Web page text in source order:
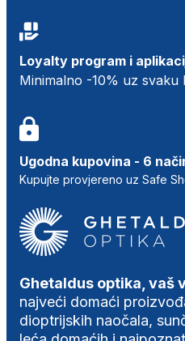
Loyalty program i
Minimalno -10% uz svaku
Ugodna kupovina - 6
Kupujte provjereno uz Safe
Ghetaldus optika, vaš
najveći domaći
dioptrijskih naočala,